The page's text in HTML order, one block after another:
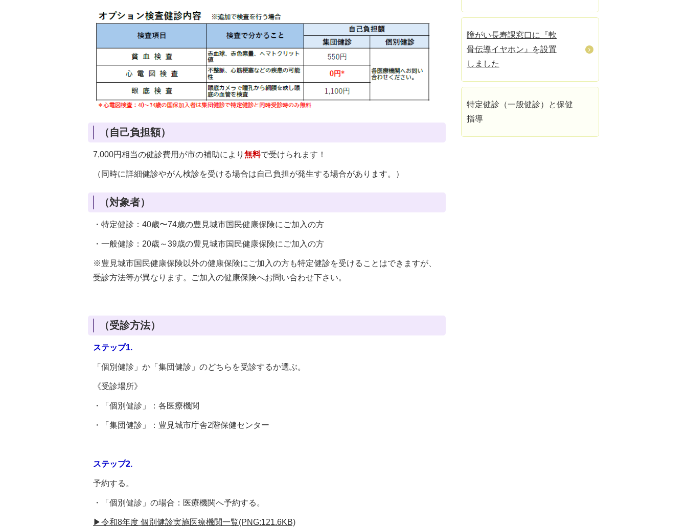
（自己負担額）
7,000円相当の健診費用が市の補助により 無料で受けられます！
（同時に詳細健診やがん検診を受ける場合は自己負担が発生する場合があります。）
（対象者）
・特定健診：40歳〜74歳の豊見城市国民健康保険にご加入の方
・一般健診：20歳～39歳の豊見城市国民健康保険にご加入の方
※豊見城市国民健康保険以外の健康保険にご加入の方も特定健診を受けることはできますが、
受診方法等が異なります。ご加入の健康保険へお問い合わせ下さい。
（受診方法）
ステップ1.
「個別健診」か「集団健診」のどちらを受診するか選ぶ。
《受診場所》
・「個別健診」：各医療機関
・「集団健診」：豊見城市庁舎2階保健センター
ステップ2.
予約する。
・「個別健診」の場合：医療機関へ予約する。
▶令和8年度 個別健診実施医療機関一覧(PNG:121.6KB)
障がい長寿課窓口に『軟
骨伝導イヤホン』を設置
しました
特定健診（一般健診）と保健
指導